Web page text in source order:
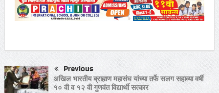
Previous
अखिल भारतीय ब्राह्मण महासंघ यांच्या तर्फे सलग सहाव्या वर्षी
१० वी व १२ वी गुणवंत विद्यार्थी सत्कार